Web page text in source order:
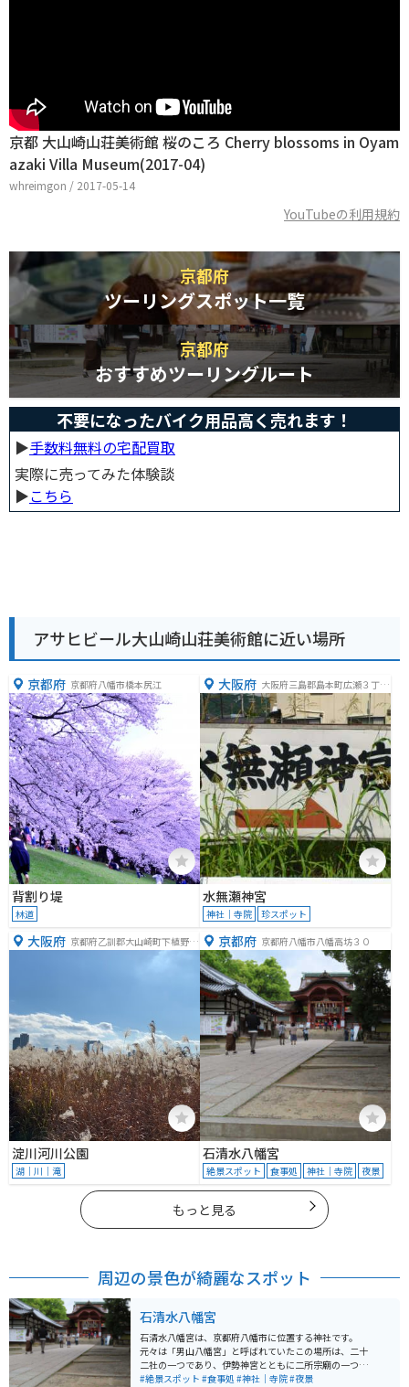
京都 大山崎山荘美術館 桜のころ Cherry blossoms in Oyam
azaki Villa Museum(2017-04)
whreimgon / 2017-05-14
YouTubeの利用規約
京都府
ツーリングスポット一覧
京都府
おすすめツーリングルート
不要になったバイク用品高く売れます！
▶︎手数料無料の宅配買取
実際に売ってみた体験談
▶︎こちら
アサヒビール大山崎山荘美術館に近い場所
京都府 京都府八幡市橋本尻江
背割り堤
林道
大阪府 大阪府三島郡島本町広瀬３丁目
１０−２４
水無瀬神宮
神社｜寺院 珍スポット
大阪府 京都府乙訓郡大山崎町下植野中
淀川河川公園
湖｜川｜滝
京都府 京都府八幡市八幡高坊３０
石清水八幡宮
絶景スポット 食事処 神社｜寺院 夜景
もっと見る
周辺の景色が綺麗なスポット
石清水八幡宮
石清水八幡宮は、京都府八幡市に位置する神社です。
元々は「男山八幡宮」と呼ばれていたこの場所は、二十
二社の一つであり、伊勢神宮とともに二所宗廟の一つと
なっています。 旧社格は官幣大社で、現在は神社本庁の
#絶景スポット #食事処 #神社｜寺院#夜景